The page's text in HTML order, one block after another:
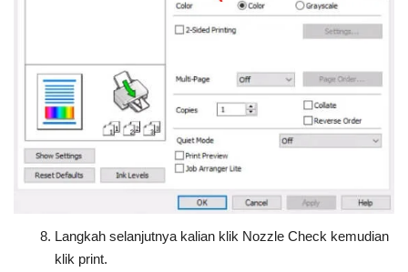
Langkah selanjutnya kalian klik Nozzle Check kemudian
klik print.